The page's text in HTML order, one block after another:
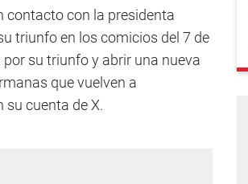
contacto con la presidenta
triunfo en los comicios del 7 de
su triunfo y abrir una nueva
que vuelven a
su cuenta de X.